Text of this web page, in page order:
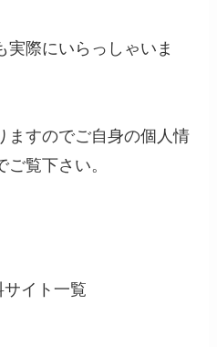
実際にいらっしゃいま
ますのでご自身の個人情
覧下さい。
サイト一覧